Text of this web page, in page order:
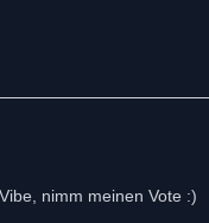
nimm meinen Vote :)